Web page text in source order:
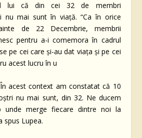
lui că din cei 32 de membri
nu mai sunt în viață. “Ca în orice
de 22 Decembrie, membrii
pentru a-i comemora în cadrul
pe cei care şi-au dat viaţa şi pe cei
acest lucru în u
acest context am constatat că 10
nu mai sunt, din 32. Ne ducem
unde merge fiecare dintre noi la
spus Lupea.